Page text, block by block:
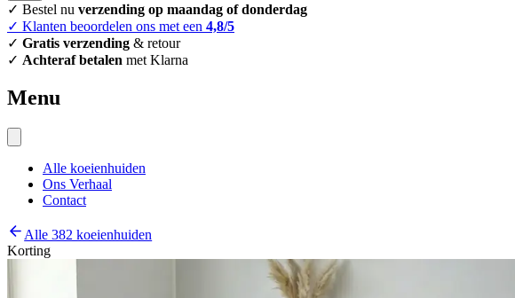
✓ Bestel nu verzending op maandag of donderdag
✓ Klanten beoordelen ons met een 4,8/5
✓ Gratis verzending & retour
✓ Achteraf betalen met Klarna
Menu
Alle koeienhuiden
Ons Verhaal
Contact
Alle 382 koeienhuiden
Korting